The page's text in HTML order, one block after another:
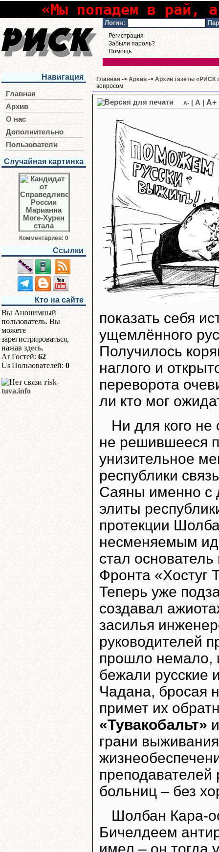
«Мы попадем в рай,
Логин:
Регистрация
Забыли пароль?
Помощь
Навигация
Главная
Архив
О нас
Дополнительно
Пользователи
Случайная картинка
Комментариев: 0
Ссылки
Кто на сайте
Вы Анонимный
пользователь. Вы
можете
зарегистрироваться,
нажав здесь.
Гостей: 62
Пользователей: 0
risk-
tuva.info
Главная -> Архив -> Архив газеты «РИСК
вопросом
A- A A+
показать себя
ущемлённого
Получилось
наглого и
переворота
ли кто мог
Ни для кого не
не решившееся
унизительное
республики
Саяны именно с
элиты
протекции
несменяемым
стал
Фронта «Хостуг
Теперь уже
создавал
засилья
руководителей
прошло немало,
бежали русские
Чадана, бросая
примет их
«Тувакобальт»
грани
преподавателей
больниц – без
Шолбан Кара-
Бичелдеем
имел – он тогда